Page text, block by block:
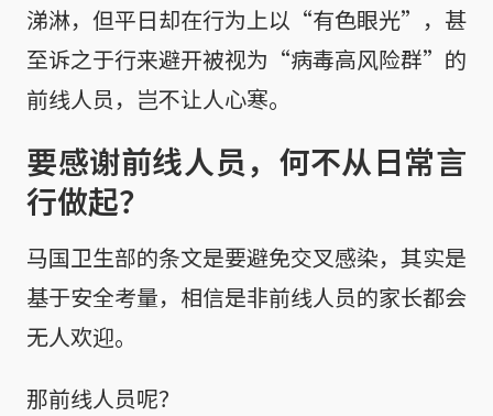
涕淋，但平日却在行为上以“有色眼光”，甚
至诉之于行来避开被视为“病毒高风险群”的
前线人员，岂不让人心寒。
要感谢前线人员，何不从日常言
行做起？
马国卫生部的条文是要避免交叉感染，其实是
基于安全考量，相信是非前线人员的家长都会
无人欢迎。
那前线人员呢？